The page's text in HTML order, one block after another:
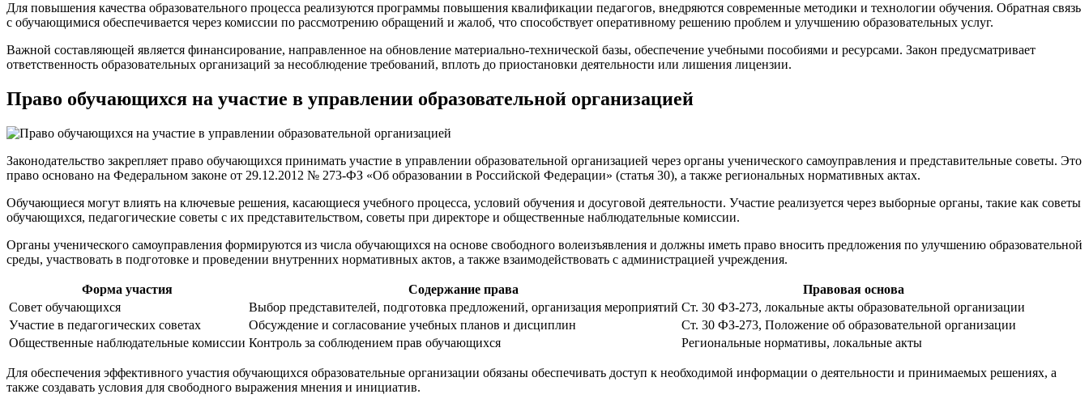
Для повышения качества образовательного процесса реализуются программы повышения квалификации педагогов, внедряются современные методики и технологии обучения. Обратная связь
с обучающимися обеспечивается через комиссии по рассмотрению обращений и жалоб, что способствует оперативному решению проблем и улучшению образовательных услуг.
Важной составляющей является финансирование, направленное на обновление материально-технической базы, обеспечение учебными пособиями и ресурсами. Закон предусматривает
ответственность образовательных организаций за несоблюдение требований, вплоть до приостановки деятельности или лишения лицензии.
Право обучающихся на участие в управлении образовательной организацией
Законодательство закрепляет право обучающихся принимать участие в управлении образовательной организацией через органы ученического самоуправления и представительные советы. Это
право основано на Федеральном законе от 29.12.2012 № 273-ФЗ «Об образовании в Российской Федерации» (статья 30), а также региональных нормативных актах.
Обучающиеся могут влиять на ключевые решения, касающиеся учебного процесса, условий обучения и досуговой деятельности. Участие реализуется через выборные органы, такие как советы
обучающихся, педагогические советы с их представительством, советы при директоре и общественные наблюдательные комиссии.
Органы ученического самоуправления формируются из числа обучающихся на основе свободного волеизъявления и должны иметь право вносить предложения по улучшению образовательной
среды, участвовать в подготовке и проведении внутренних нормативных актов, а также взаимодействовать с администрацией учреждения.
Форма участия Содержание права
Правовая основа
Совет обучающихся
Выбор представителей, подготовка предложений, организация мероприятий Ст. 30 ФЗ-273, локальные акты образовательной организации
Участие в педагогических советах
Обсуждение и согласование учебных планов и дисциплин
Ст. 30 ФЗ-273, Положение об образовательной организации
Общественные наблюдательные комиссии Контроль за соблюдением прав обучающихся Региональные нормативы, локальные акты
Для обеспечения эффективного участия обучающихся образовательные организации обязаны обеспечивать доступ к необходимой информации о деятельности и принимаемых решениях, а
также создавать условия для свободного выражения мнения и инициатив.